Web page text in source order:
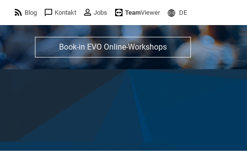
Blog Kontakt Jobs TeamViewer DE
Book-in EVO Online-Workshops